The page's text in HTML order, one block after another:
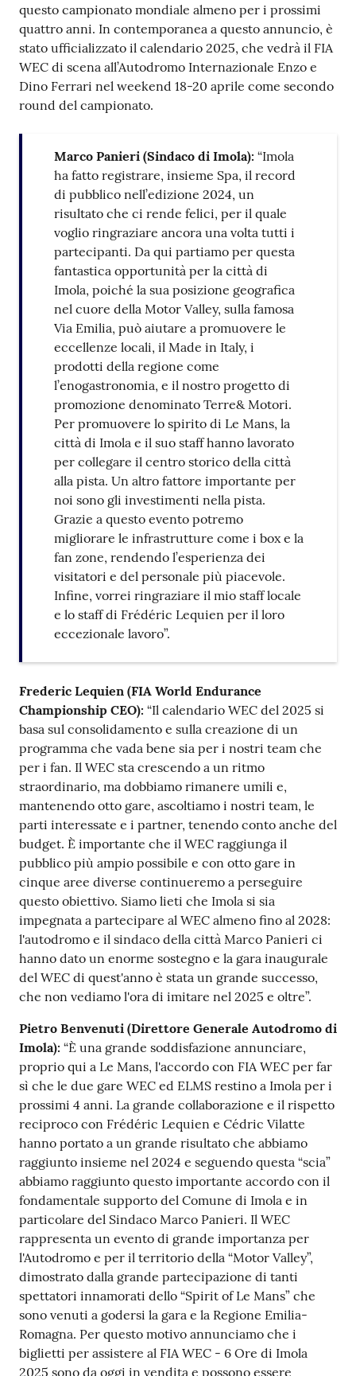
questo campionato mondiale almeno per i prossimi
quattro anni. In contemporanea a questo annuncio, è
stato ufficializzato il calendario 2025, che vedrà il FIA
WEC di scena all’Autodromo Internazionale Enzo e
Dino Ferrari nel weekend 18-20 aprile come secondo
round del campionato.
Marco Panieri (Sindaco di Imola): “Imola
ha fatto registrare, insieme Spa, il record
di pubblico nell’edizione 2024, un
risultato che ci rende felici, per il quale
voglio ringraziare ancora una volta tutti i
partecipanti. Da qui partiamo per questa
fantastica opportunità per la città di
Imola, poiché la sua posizione geografica
nel cuore della Motor Valley, sulla famosa
Via Emilia, può aiutare a promuovere le
eccellenze locali, il Made in Italy, i
prodotti della regione come
l’enogastronomia, e il nostro progetto di
promozione denominato Terre& Motori.
Per promuovere lo spirito di Le Mans, la
città di Imola e il suo staff hanno lavorato
per collegare il centro storico della città
alla pista. Un altro fattore importante per
noi sono gli investimenti nella pista.
Grazie a questo evento potremo
migliorare le infrastrutture come i box e la
fan zone, rendendo l’esperienza dei
visitatori e del personale più piacevole.
Infine, vorrei ringraziare il mio staff locale
e lo staff di Frédéric Lequien per il loro
eccezionale lavoro”.
Frederic Lequien (FIA World Endurance
Championship CEO): “Il calendario WEC del 2025 si
basa sul consolidamento e sulla creazione di un
programma che vada bene sia per i nostri team che
per i fan. Il WEC sta crescendo a un ritmo
straordinario, ma dobbiamo rimanere umili e,
mantenendo otto gare, ascoltiamo i nostri team, le
parti interessate e i partner, tenendo conto anche del
budget. È importante che il WEC raggiunga il
pubblico più ampio possibile e con otto gare in
cinque aree diverse continueremo a perseguire
questo obiettivo. Siamo lieti che Imola si sia
impegnata a partecipare al WEC almeno fino al 2028:
l'autodromo e il sindaco della città Marco Panieri ci
hanno dato un enorme sostegno e la gara inaugurale
del WEC di quest'anno è stata un grande successo,
che non vediamo l'ora di imitare nel 2025 e oltre”.
Pietro Benvenuti (Direttore Generale Autodromo di
Imola): “È una grande soddisfazione annunciare,
proprio qui a Le Mans, l'accordo con FIA WEC per far
sì che le due gare WEC ed ELMS restino a Imola per i
prossimi 4 anni. La grande collaborazione e il rispetto
reciproco con Frédéric Lequien e Cédric Vilatte
hanno portato a un grande risultato che abbiamo
raggiunto insieme nel 2024 e seguendo questa “scia”
abbiamo raggiunto questo importante accordo con il
fondamentale supporto del Comune di Imola e in
particolare del Sindaco Marco Panieri. Il WEC
rappresenta un evento di grande importanza per
l'Autodromo e per il territorio della “Motor Valley”,
dimostrato dalla grande partecipazione di tanti
spettatori innamorati dello “Spirit of Le Mans” che
sono venuti a godersi la gara e la Regione Emilia-
Romagna. Per questo motivo annunciamo che i
biglietti per assistere al FIA WEC - 6 Ore di Imola
2025 sono da oggi in vendita e possono essere